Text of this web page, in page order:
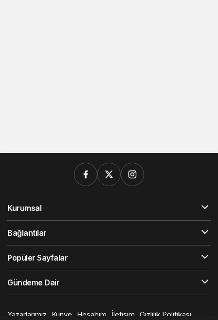
Kurumsal
Bağlantılar
Popüler Sayfalar
Gündeme Dair
Yazarlarımız Künye Hesabım İletişim Gizlilik Politikası